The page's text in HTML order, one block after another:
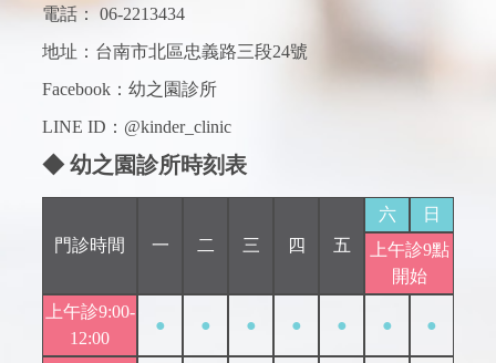
電話：
06-2213434
地址：台南市北區忠義路三段24號
Facebook： 幼之園診所
LINE ID：@kinder_clinic
◆ 幼之園診所時刻表
門診時間 一 二 三 四 五
六
日
上午診9點
開始
上午診9:00-
12:00
● ● ● ● ● ● ●